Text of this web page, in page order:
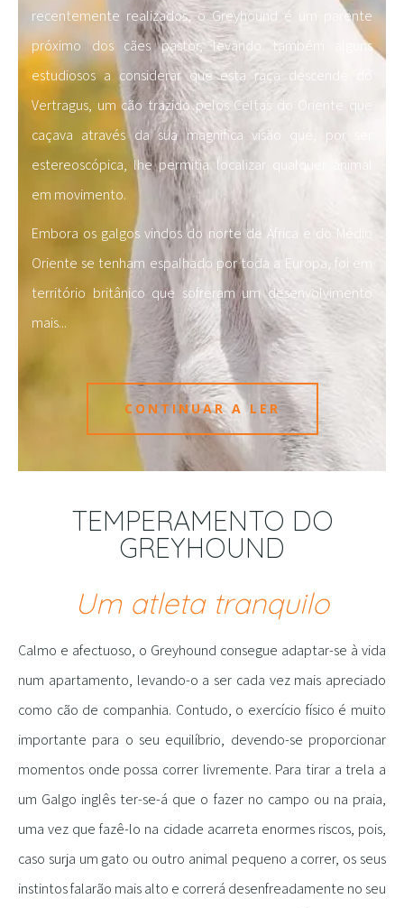
recentemente realizados, o Greyhound é um parente
próximo dos cães pastor, levando também alguns
estudiosos a considerar que esta raça descende do
Vertragus, um cão trazido pelos Celtas do Oriente que
caçava através da sua magnifica visão que, por ser
estereoscópica, lhe permitia localizar qualquer animal
em movimento.
Embora os galgos vindos do norte de África e do Médio
Oriente se tenham espalhado por toda a Europa, foi em
território britânico que sofreram um desenvolvimento
mais...
CONTINUAR A LER
TEMPERAMENTO DO
GREYHOUND
Um atleta tranquilo
Calmo e afectuoso, o Greyhound consegue adaptar-se à vida
num apartamento, levando-o a ser cada vez mais apreciado
como cão de companhia. Contudo, o exercício físico é muito
importante para o seu equilíbrio, devendo-se proporcionar
momentos onde possa correr livremente. Para tirar a trela a
um Galgo inglês ter-se-á que o fazer no campo ou na praia,
uma vez que fazê-lo na cidade acarreta enormes riscos, pois,
caso surja um gato ou outro animal pequeno a correr, os seus
instintos falarão mais alto e correrá desenfreadamente no seu